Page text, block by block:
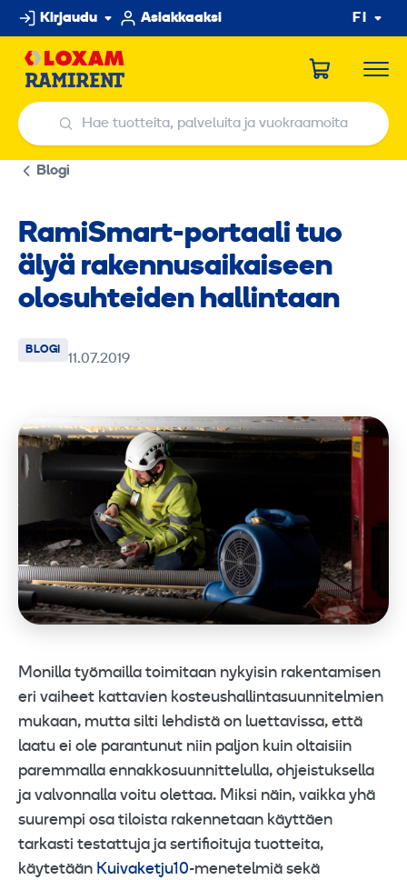
Hyppää
sisältöön
Kirjaudu Asiakkaaksi FI
Hae tuotteita, palveluita ja vuokraamoita
Hae tuotteita, palveluita ja vuokraamoita
Blogi
RamiSmart-portaali tuo
älyä rakennusaikaiseen
olosuhteiden hallintaan
BLOGI
11.07.2019
Monilla työmailla toimitaan nykyisin rakentamisen
eri vaiheet kattavien kosteushallintasuunnitelmien
mukaan, mutta silti lehdistä on luettavissa, että
laatu ei ole parantunut niin paljon kuin oltaisiin
paremmalla ennakkosuunnittelulla, ohjeistuksella
ja valvonnalla voitu olettaa. Miksi näin, vaikka yhä
suurempi osa tiloista rakennetaan käyttäen
tarkasti testattuja ja sertifioituja tuotteita,
käytetään Kuivaketju10-menetelmiä sekä